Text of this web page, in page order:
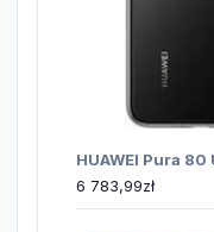
HUAWEI Pura
6 783,99zł